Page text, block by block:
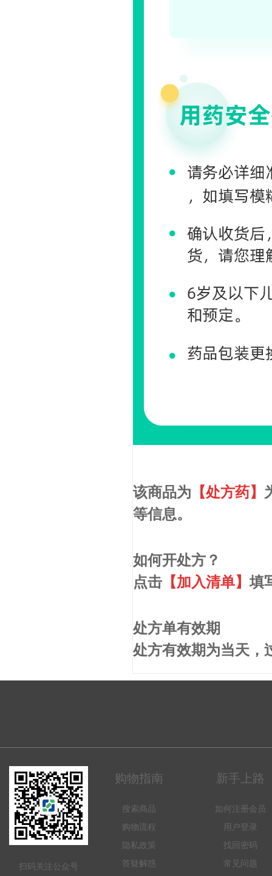
该商品为 【处方药】
等信息。
如何开处方？
点击 【加入清单】填
处方单有效期
处方有效期为当天，
扫码关注公众号
购物指南
搜索商品
购物流程
隐私政策
答疑解惑
新手上路
如何注册会员
用户登录
找回密码
常见问题